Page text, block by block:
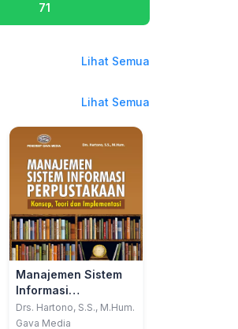
71
Lihat Semua
Lihat Semua
Manajemen Sistem
Informasi
Perpustakaan
Drs. Hartono, S.S., M.Hum.
Gava Media